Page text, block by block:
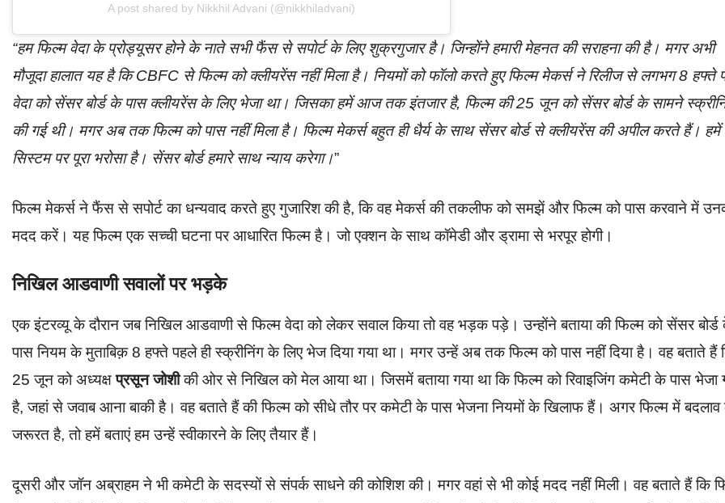
A post shared by Nikkhil Advani (@nikkhiladvani)
“हम फिल्म वेदा के प्रोड्यूसर होने के नाते सभी फैंस से सपोर्ट के लिए शुक्रगुजार है। जिन्होंने हमारी मेहनत की सराहना की है। मगर अभी
मौजूदा हालात यह है कि CBFC से फिल्म को क्लीयरेंस नहीं मिला है। नियमों को फॉलो करते हुए फिल्म मेकर्स ने रिलीज से लगभग 8 हफ्ते
वेदा को सेंसर बोर्ड के पास क्लीयरेंस के लिए भेजा था। जिसका हमें आज तक इंतजार है, फिल्म की 25 जून को सेंसर बोर्ड के सामने
की गई थी। मगर अब तक फिल्म को पास नहीं मिला है। फिल्म मेकर्स बहुत ही धैर्य के साथ सेंसर बोर्ड से क्लीयरेंस की अपील करते हैं। हमें
सिस्टम पर पूरा भरोसा है। सेंसर बोर्ड हमारे साथ न्याय करेगा।”
फिल्म मेकर्स ने फैंस से सपोर्ट का धन्यवाद करते हुए गुजारिश की है, कि वह मेकर्स की तकलीफ को समझें और फिल्म को पास करवाने में
मदद करें। यह फिल्म एक सच्ची घटना पर आधारित फिल्म है। जो एक्शन के साथ कॉमेडी और ड्रामा से भरपूर होगी।
निखिल आडवाणी सवालों पर भड़के
एक इंटरव्यू के दौरान जब निखिल आडवाणी से फिल्म वेदा को लेकर सवाल किया तो वह भड़क पड़े। उन्होंने बताया की फिल्म को सेंसर
पास नियम के मुताबिक़ 8 हफ्ते पहले ही स्क्रीनिंग के लिए भेज दिया गया था। मगर उन्हें अब तक फिल्म को पास नहीं दिया है। वह बताते हैं
25 जून को अध्यक्षप्रसून जोशीकी ओर से निखिल को मेल आया था। जिसमें बताया गया था कि फिल्म को रिवाइजिंग कमेटी के पास भेजा
है, जहां से जवाब आना बाकी है। वह बताते हैं की फिल्म को सीधे तौर पर कमेटी के पास भेजना नियमों के खिलाफ हैं। अगर फिल्म में बदलाव
जरूरत है, तो हमें बताएं हम उन्हें स्वीकारने के लिए तैयार हैं।
दूसरी और जॉन अब्राहम ने भी कमेटी के सदस्यों से संपर्क साधने की कोशिश की। मगर वहां से भी कोई मदद नहीं मिली। वह बताते हैं कि